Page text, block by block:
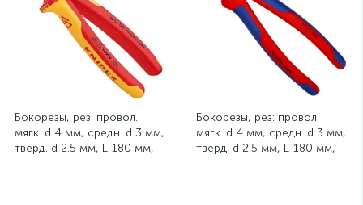
Бокорезы, рез: провол.
мягк. d 4 мм, средн. d 3 мм,
твёрд. d 2.5 мм, L-180 мм,
Бокорезы, рез: провол.
мягк. d 4 мм, средн. d 3 мм,
твёрд. d 2.5 мм, L-180 мм,